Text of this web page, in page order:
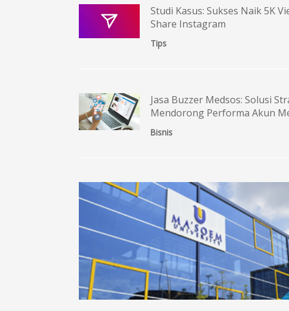
Studi Kasus: Sukses Naik 5K
Share Instagram
Tips
Jasa Buzzer Medsos: Solusi
Mendorong Performa Akun
Bisnis